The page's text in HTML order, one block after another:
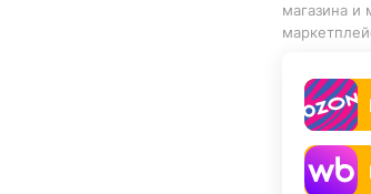
магазина и